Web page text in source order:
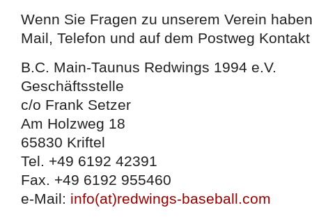
Wenn Sie Fragen zu unserem Verein
Mail, Telefon und auf dem Postweg
B.C. Main-Taunus Redwings 1994 e.V.
Geschäftsstelle
c/o Frank Setzer
Am Holzweg 18
65830 Kriftel
Tel. +49 6192 42391
Fax. +49 6192 955460
e-Mail: info(at)redwings-baseball.com